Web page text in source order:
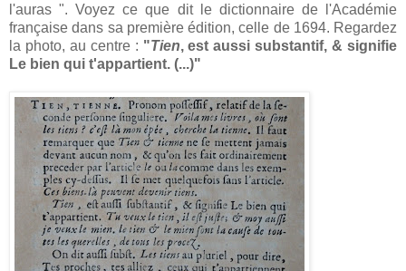
l'auras ". Voyez ce que dit le dictionnaire de l'Académie
française dans sa première édition, celle de 1694. Regardez
la photo, au centre : "Tien, est aussi substantif, & signifie
Le bien qui t'appartient. (...)"